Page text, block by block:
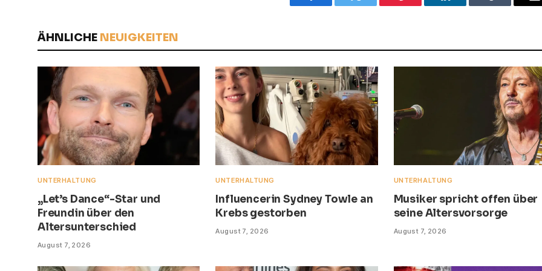
Facebook Twitter Pinterest LinkedIn Tumblr
ÄHNLICHE NEUIGKEITEN
UNTERHALTUNG
„Let’s Dance“-Star und
Freundin über den
Altersunterschied
August 7, 2026
UNTERHALTUNG
Influencerin Sydney Towle an
Krebs gestorben
August 7, 2026
UNTERHALTUNG
Musiker spricht offen über
seine Altersvorsorge
August 7, 2026